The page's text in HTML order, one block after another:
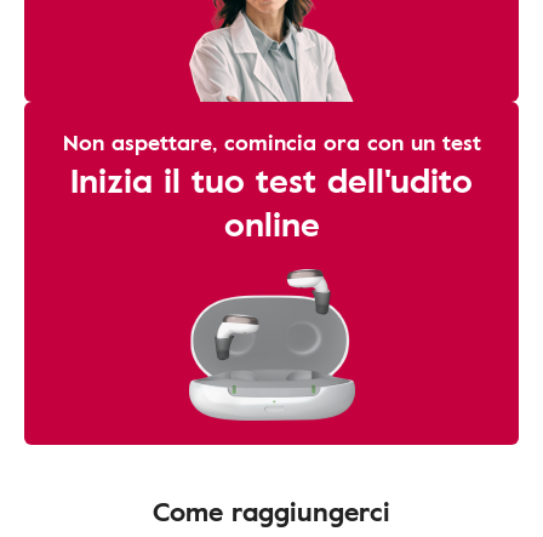
Non aspettare, comincia ora con un test
Inizia il tuo test dell'udito
online
Come raggiungerci